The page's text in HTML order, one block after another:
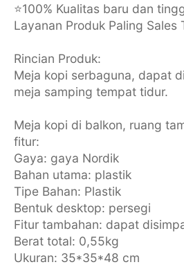
⭐100% Kualitas baru dan
Layanan Produk Paling Sales
Rincian Produk:
Meja kopi serbaguna, dapat
meja samping tempat tidur.
Meja kopi di balkon, ruang
fitur:
Gaya: gaya Nordik
Bahan utama: plastik
Tipe Bahan: Plastik
Bentuk desktop: persegi
Fitur tambahan: dapat
Berat total: 0,55kg
Ukuran: 35*35*48 cm